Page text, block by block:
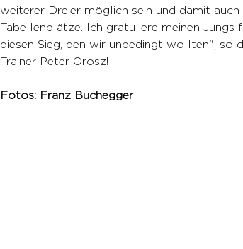
weiterer Dreier möglich sein und damit
Tabellenplätze. Ich gratuliere meinen Jungs
diesen Sieg, den wir unbedingt wollten",
Trainer Peter Orosz!
Fotos: Franz Buchegger